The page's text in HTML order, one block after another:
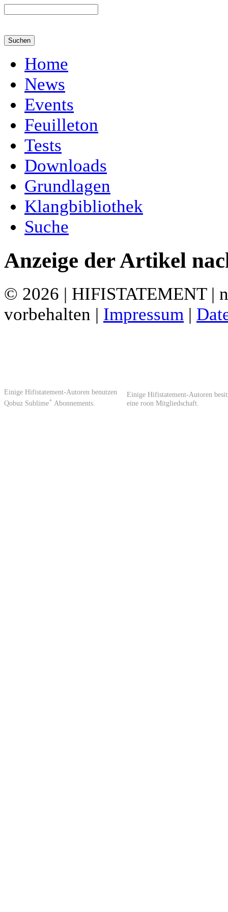
Home
News
Events
Feuilleton
Tests
Downloads
Grundlagen
Klangbibliothek
Suche
Anzeige der Artikel
© 2026 | HIFISTATEMENT |
vorbehalten | Impressum |
Einige Hifistatement-Autoren benutzen
Qobuz Sublime+ Abonnements.
Einige Hifistatement-Autoren
eine roon Mitgliedschaft.